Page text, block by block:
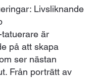
Livsliknande
är
på att skapa
ser nästan
Från porträtt av